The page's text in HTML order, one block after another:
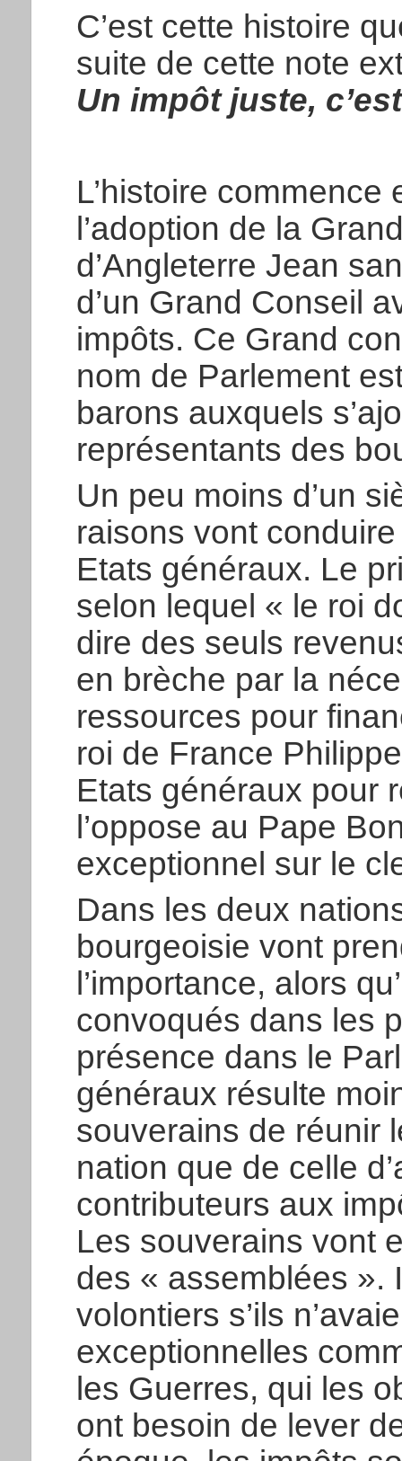
C’est cette histoire
suite de cette note
Un impôt juste,
L’histoire
l’adoption de la
d’Angleterre Jean
d’un Grand Conseil
impôts. Ce Grand
nom de Parlement
barons auxquels
représentants des
Un peu moins d’un
raisons vont
Etats généraux. Le
selon lequel « le roi
dire des seuls
en brèche par la
ressources pour
roi de France
Etats généraux pour
l’oppose au Pape
exceptionnel sur le
Dans les deux
bourgeoisie vont
l’importance, alors
convoqués dans les
présence dans le
généraux résulte
souverains de réunir
nation que de celle
contributeurs aux
Les souverains vont
des « assemblées ».
volontiers s’ils
exceptionnelles
les Guerres, qui les
ont besoin de lever